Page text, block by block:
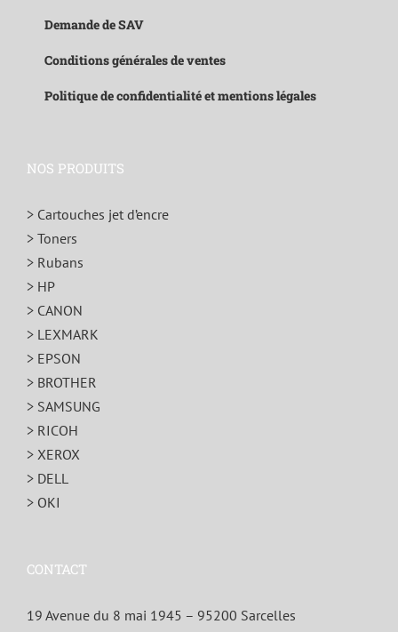
Demande de SAV
Conditions générales de ventes
Politique de confidentialité et mentions légales
NOS PRODUITS
> Cartouches jet d’encre
> Toners
> Rubans
> HP
> CANON
> LEXMARK
> EPSON
> BROTHER
> SAMSUNG
> RICOH
> XEROX
> DELL
> OKI
CONTACT
19 Avenue du 8 mai 1945 – 95200 Sarcelles